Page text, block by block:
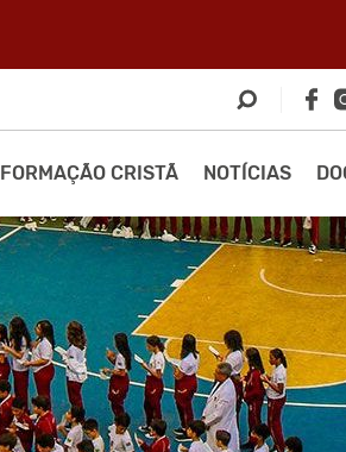
FORMAÇÃO CRISTÃ NOTÍCIAS